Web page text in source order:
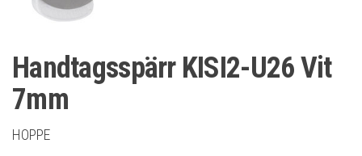
Handtagsspärr KISI2-U26 Vit
7mm
HOPPE